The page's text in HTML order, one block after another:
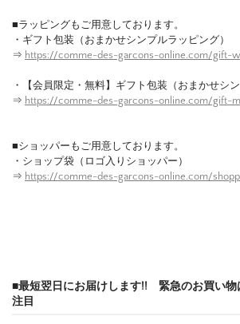
■ラッピングもご用意しております。
・ギフト包装（おまかせシンプルラッピング）
⇒ https://comme-des-garcons-online.com/gift-
・【会員限定・無料】ギフト包装（おまかせシ
⇒ https://comme-des-garcons-online.com/gift-
■ショッパーもご用意しております。
・ショップ袋（ロゴ入りショッパー）
⇒ https://comme-des-garcons-online.com/
■最短翌日にお届けします!! 緊急のお買い物
注目